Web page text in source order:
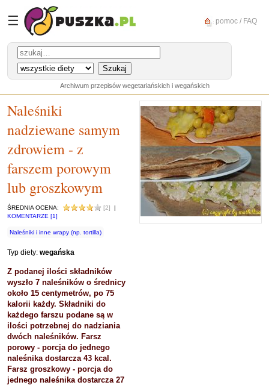
☰ pomoc / FAQ
Archiwum przepisów wegetariańskich i wegańskich
Naleśniki
nadziewane samym
zdrowiem - z
farszem porowym
lub groszkowym
ŚREDNIA OCENA: [2]
|
KOMENTARZE [1]
Naleśniki i inne wrapy (np. tortilla)
Typ diety: wegańska
Z podanej ilości składników
wyszło 7 naleśników o średnicy
około 15 centymetrów, po 75
kalorii każdy. Składniki do
każdego farszu podane są w
ilości potrzebnej do nadziania
dwóch naleśników. Farsz
porowy - porcja do jednego
naleśnika dostarcza 43 kcal.
Farsz groszkowy - porcja do
jednego naleśnika dostarcza 27